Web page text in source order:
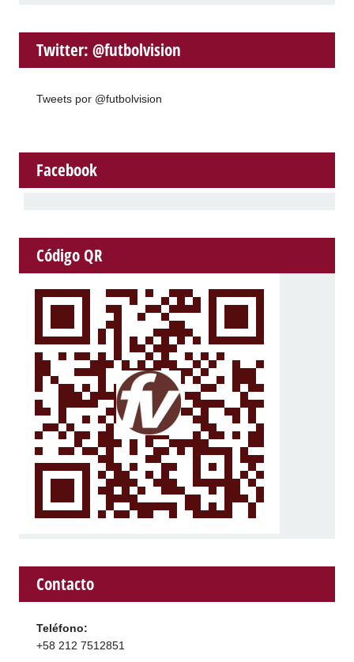
Twitter: @futbolvision
Tweets por @futbolvision
Facebook
Código QR
Contacto
Teléfono:
+58 212 7512851